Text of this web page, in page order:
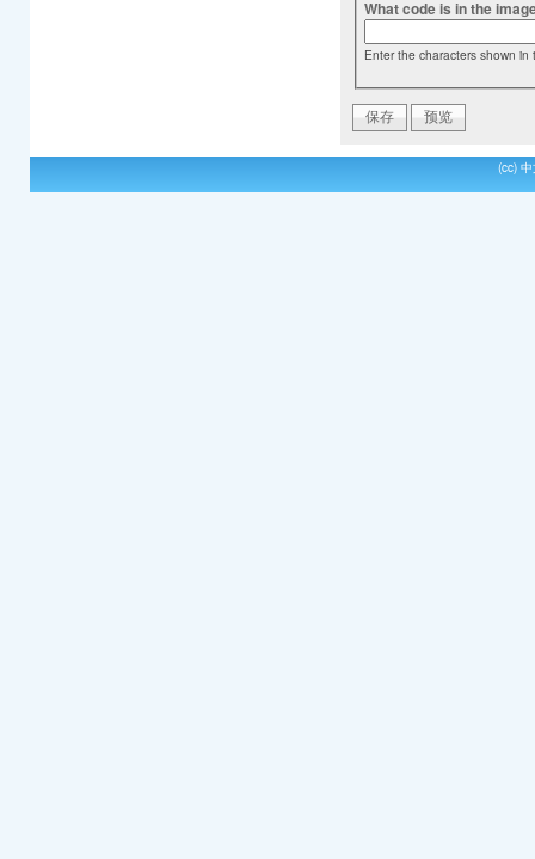
What code is in the
Enter the characters shown in
(cc)中